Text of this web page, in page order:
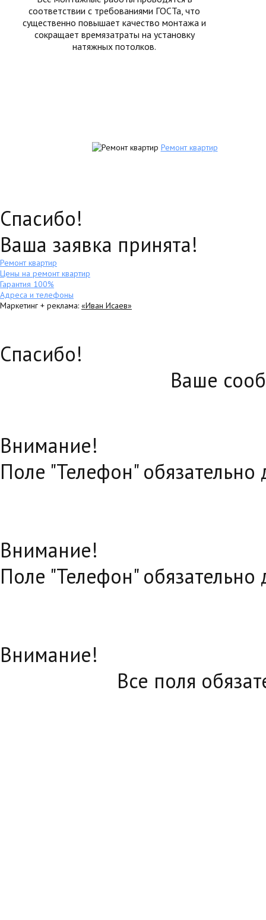
соответствии с требованиями ГОСТа, что
существенно повышает качество монтажа и
сокращает времязатраты на установку
натяжных потолков.
Ремонт квартир
Спасибо!
Ваша заявка принята!
Ремонт квартир
Цены на ремонт квартир
Гарантия 100%
Адреса и телефоны
Маркетинг + реклама: «Иван Исаев»
Спасибо!
Ваше
Внимание!
Поле "Телефон" обязательно
Внимание!
Поле "Телефон" обязательно
Внимание!
Все поля